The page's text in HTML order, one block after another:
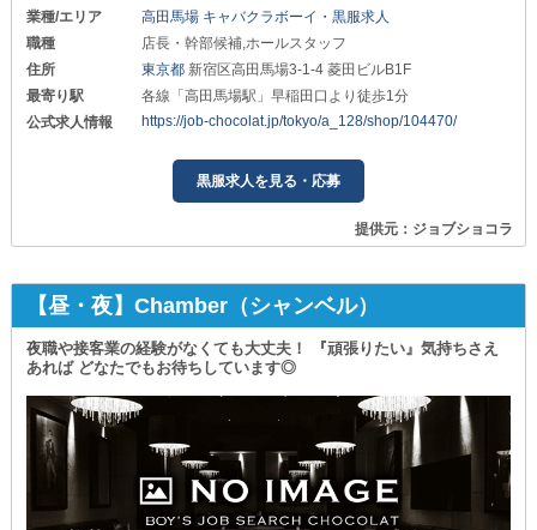
業種/エリア
高田馬場 キャバクラボーイ・黒服求人
職種
店長・幹部候補,ホールスタッフ
住所
東京都 新宿区高田馬場3-1-4 菱田ビルB1F
最寄り駅
各線「高田馬場駅」早稲田口より徒歩1分
公式求人情報
https://job-chocolat.jp/tokyo/a_128/shop/104470/
黒服求人を見る・応募
提供元：ジョブショコラ
【昼・夜】Chamber（シャンベル）
夜職や接客業の経験がなくても大丈夫！ 『頑張りたい』気持ちさえ
あれば どなたでもお待ちしています◎